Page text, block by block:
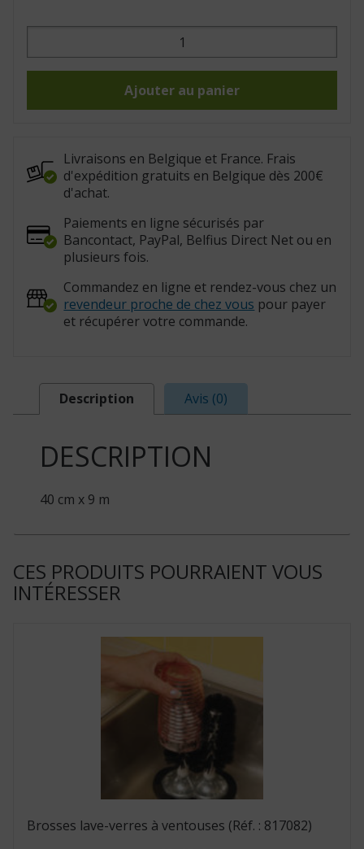
quantité
Rouleau
cm
bleu(Réf.
:
818013)
Ajouter au panier
Livraisons en Belgique et France. Frais
d'expédition gratuits en Belgique dès 200€
d'achat.
Paiements en ligne sécurisés par
Bancontact, PayPal, Belfius Direct Net ou en
plusieurs fois.
Commandez en ligne et rendez-vous chez un
revendeur proche de chez vous pour payer
et récupérer votre commande.
Description Avis (0)
DESCRIPTION
40 cm x 9 m
CES PRODUITS POURRAIENT VOUS
INTÉRESSER
Brosses lave-verres à ventouses (Réf. : 817082)